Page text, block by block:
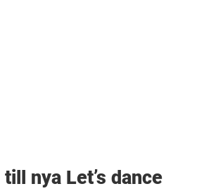
nya Let’s dance